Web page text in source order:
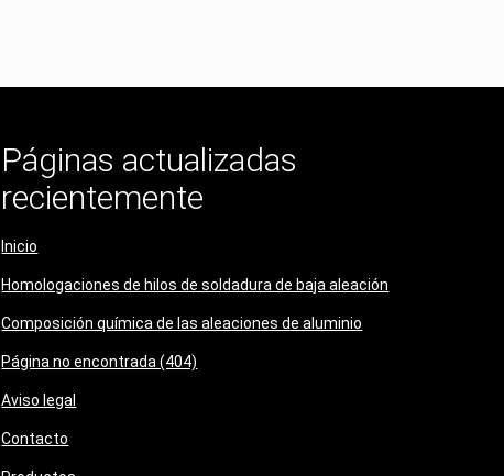
Páginas actualizadas
recientemente
Inicio
Homologaciones de hilos de soldadura de baja aleación
Composición química de las aleaciones de aluminio
Página no encontrada (404)
Aviso legal
Contacto